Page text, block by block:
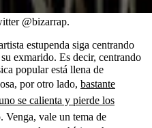
@bizarrap.
estupenda siga centrando
exmarido. Es decir, centrando
popular está llena de
por otro lado, bastante
se calienta y pierde los
Venga, vale un tema de